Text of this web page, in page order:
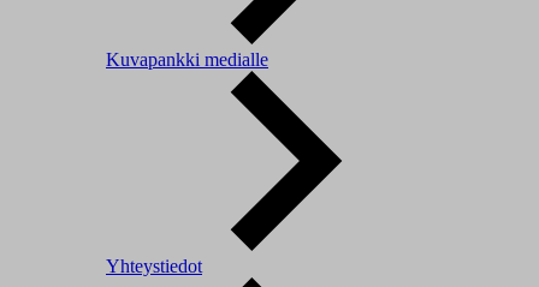
Kuvapankki medialle
Yhteystiedot